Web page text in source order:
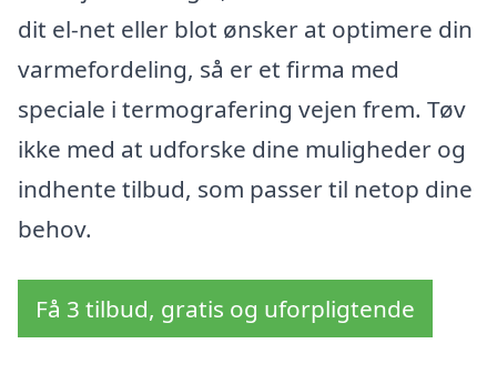
dit el-net eller blot ønsker at optimere din
varmefordeling, så er et firma med
speciale i termografering vejen frem. Tøv
ikke med at udforske dine muligheder og
indhente tilbud, som passer til netop dine
behov.
Få 3 tilbud, gratis og uforpligtende